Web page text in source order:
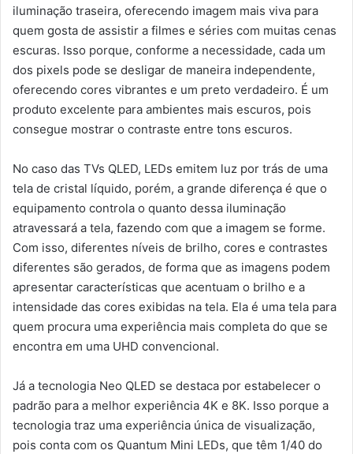
iluminação traseira, oferecendo imagem mais viva para
quem gosta de assistir a filmes e séries com muitas cenas
escuras. Isso porque, conforme a necessidade, cada um
dos pixels pode se desligar de maneira independente,
oferecendo cores vibrantes e um preto verdadeiro. É um
produto excelente para ambientes mais escuros, pois
consegue mostrar o contraste entre tons escuros.
No caso das TVs QLED, LEDs emitem luz por trás de uma
tela de cristal líquido, porém, a grande diferença é que o
equipamento controla o quanto dessa iluminação
atravessará a tela, fazendo com que a imagem se forme.
Com isso, diferentes níveis de brilho, cores e contrastes
diferentes são gerados, de forma que as imagens podem
apresentar características que acentuam o brilho e a
intensidade das cores exibidas na tela. Ela é uma tela para
quem procura uma experiência mais completa do que se
encontra em uma UHD convencional.
Já a tecnologia Neo QLED se destaca por estabelecer o
padrão para a melhor experiência 4K e 8K. Isso porque a
tecnologia traz uma experiência única de visualização,
pois conta com os Quantum Mini LEDs, que têm 1/40 do